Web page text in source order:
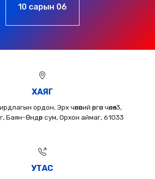
10 сарын 06
ХАЯГ
ордон, Эрх чөлөөний өргөн чөлөө-3,
Баян-Өндөр сум, Орхон аймаг, 61033
УТАС